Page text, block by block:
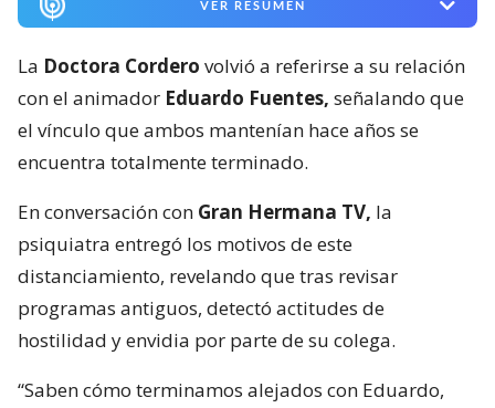
VER RESUMEN
La Doctora Cordero volvió a referirse a su relación
con el animador Eduardo Fuentes, señalando que
el vínculo que ambos mantenían hace años se
encuentra totalmente terminado.
En conversación con Gran Hermana TV, la
psiquiatra entregó los motivos de este
distanciamiento, revelando que tras revisar
programas antiguos, detectó actitudes de
hostilidad y envidia por parte de su colega.
“Saben cómo terminamos alejados con Eduardo,